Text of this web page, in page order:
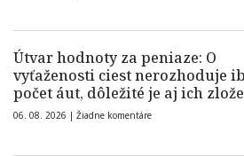
Útvar hodnoty za peniaze: O
vyťaženosti ciest nerozhoduje
počet áut, dôležité je aj ich
06. 08. 2026 | Žiadne komentáre